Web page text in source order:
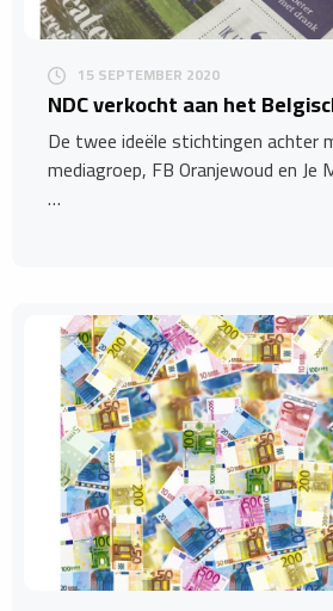
15 SEPTEMBER 2020
NDC verkocht aan het
De twee ideële stichtingen achter
mediagroep, FB Oranjewoud en Je
…